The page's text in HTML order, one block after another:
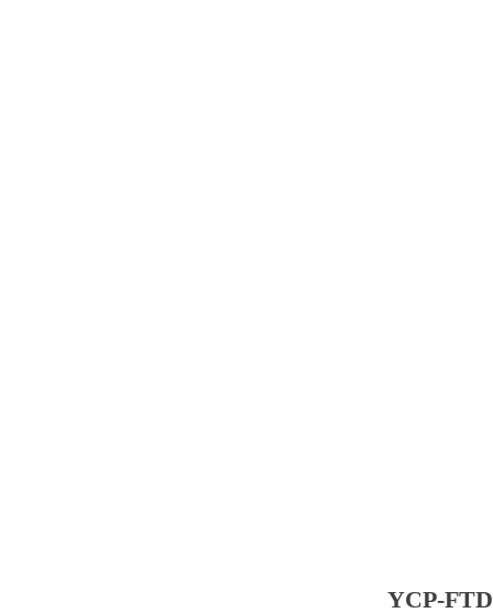
YCP-